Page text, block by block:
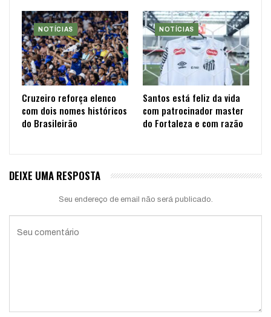
NOTÍCIAS
Cruzeiro reforça elenco
com dois nomes históricos
do Brasileirão
NOTÍCIAS
Santos está feliz da vida
com patrocinador master
do Fortaleza e com razão
DEIXE UMA RESPOSTA
Seu endereço de email não será publicado.